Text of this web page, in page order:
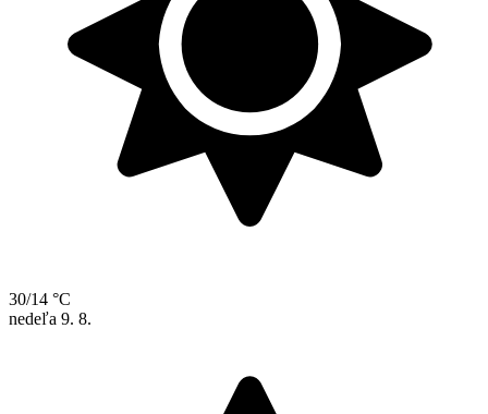
30/14 °C
nedeľa 9. 8.